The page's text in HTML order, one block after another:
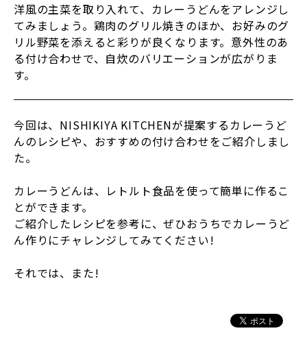
洋風の主菜を取り入れて、カレーうどんをアレンジし
てみましょう。鶏肉のグリル焼きのほか、お好みのグ
リル野菜を添えると彩りが良くなります。意外性のあ
る付け合わせで、自炊のバリエーションが広がりま
す。
今回は、NISHIKIYA KITCHENが提案するカレーうど
んのレシピや、おすすめの付け合わせをご紹介しまし
た。
カレーうどんは、レトルト食品を使って簡単に作るこ
とができます。
ご紹介したレシピを参考に、ぜひおうちでカレーうど
ん作りにチャレンジしてみてください!
それでは、また!